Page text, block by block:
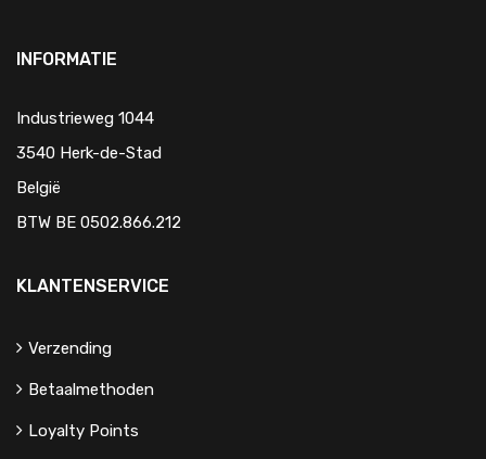
INFORMATIE
Industrieweg 1044
3540 Herk-de-Stad
België
BTW BE 0502.866.212
KLANTENSERVICE
Verzending
Betaalmethoden
Loyalty Points